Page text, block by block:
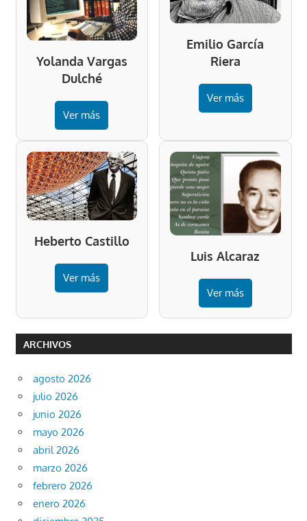
Yolanda Vargas
Dulché
Ver más
Emilio García
Riera
Ver más
Heberto Castillo
Ver más
Luis Alcaraz
Ver más
ARCHIVOS
agosto 2026
julio 2026
junio 2026
mayo 2026
abril 2026
marzo 2026
febrero 2026
enero 2026